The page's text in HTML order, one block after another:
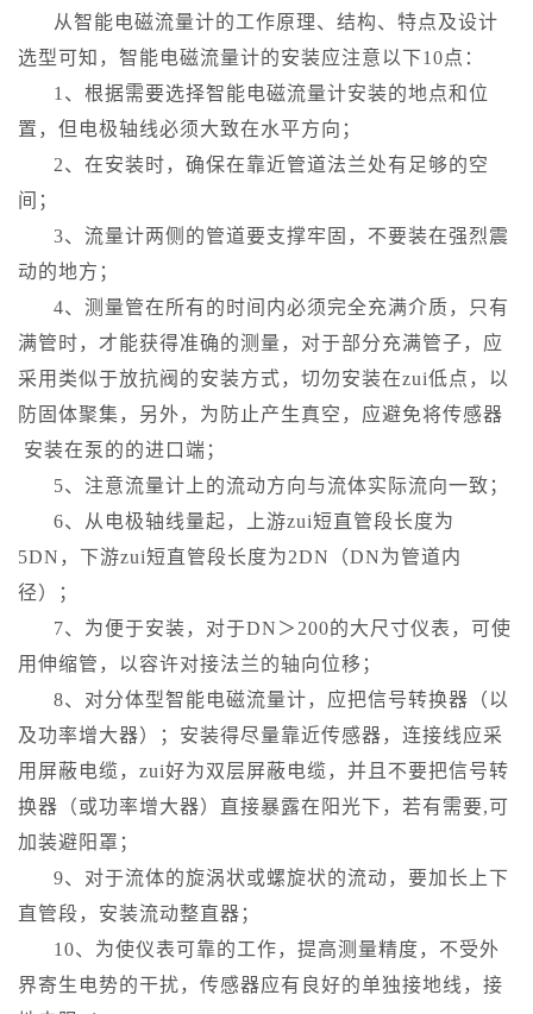
从智能电磁流量计的工作原理、结构、特点及设计
选型可知，智能电磁流量计的安装应注意以下10点：
1、根据需要选择智能电磁流量计安装的地点和位
置，但电极轴线必须大致在水平方向；
2、在安装时，确保在靠近管道法兰处有足够的空
间；
3、流量计两侧的管道要支撑牢固，不要装在强烈震
动的地方；
4、测量管在所有的时间内必须完全充满介质，只有
满管时，才能获得准确的测量，对于部分充满管子，应
采用类似于放抗阀的安装方式，切勿安装在zui低点，以
防固体聚集，另外，为防止产生真空，应避免将传感器
安装在泵的的进口端；
5、注意流量计上的流动方向与流体实际流向一致；
6、从电极轴线量起，上游zui短直管段长度为
5DN，下游zui短直管段长度为2DN（DN为管道内
径）；
7、为便于安装，对于DN＞200的大尺寸仪表，可使
用伸缩管，以容许对接法兰的轴向位移；
8、对分体型智能电磁流量计，应把信号转换器（以
及功率增大器）；安装得尽量靠近传感器，连接线应采
用屏蔽电缆，zui好为双层屏蔽电缆，并且不要把信号转
换器（或功率增大器）直接暴露在阳光下，若有需要,可
加装避阳罩；
9、对于流体的旋涡状或螺旋状的流动，要加长上下
直管段，安装流动整直器；
10、为使仪表可靠的工作，提高测量精度，不受外
界寄生电势的干扰，传感器应有良好的单独接地线，接